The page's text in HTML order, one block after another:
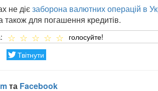
не дієзаборона валютних операцій в
також для погашення кредитів.